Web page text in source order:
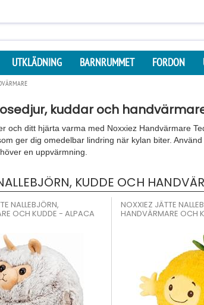
UTKLÄDNING BARNRUMMET FORDON
kuddar och
och ditt hjärta varma med Noxxiez Handvärmare
ger dig omedelbar lindring när kylan biter.
en uppvärmning.
KUDDE OCH
NALLEBJÖRN,
OCH KUDDE - ALPACA
NOXXIEZ JÄTTE
HANDVÄRMARE OCH